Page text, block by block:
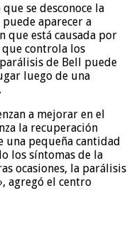
se desconoce la
puede aparecer a
que está causada por
controla los
de Bell puede
luego de una
a mejorar en el
la recuperación
una pequeña cantidad
los síntomas de la
ocasiones, la parálisis
agregó el centro